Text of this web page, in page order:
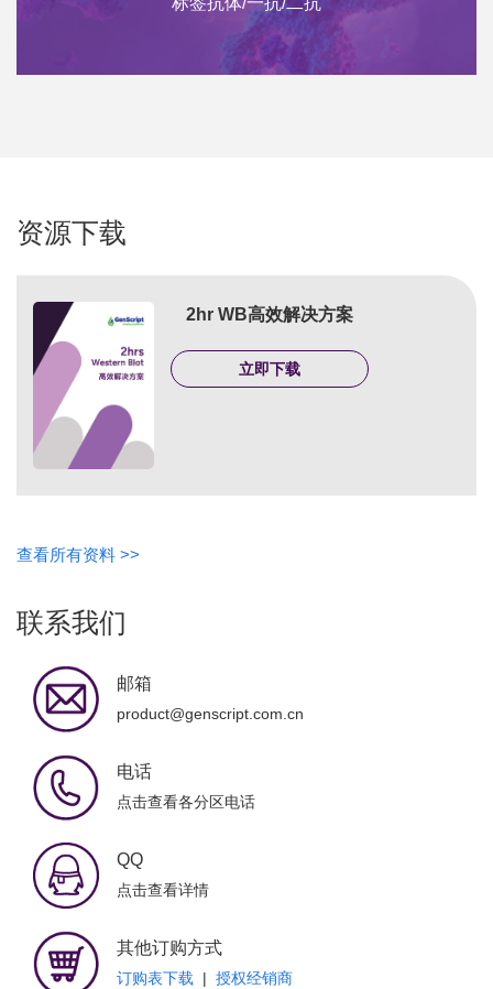
资源下载
2hr WB高效解决方案
立即下载
查看所有资料 >>
联系我们
邮箱
product@genscript.com.cn
电话
点击查看各分区电话
QQ
点击查看详情
其他订购方式
订购表下载 | 授权经销商